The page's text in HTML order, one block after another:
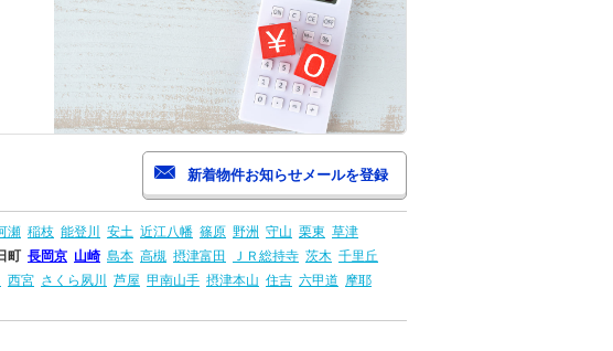
瀬 稲枝 能登川 安土 近江八幡 篠原 野洲 守山 栗東 草津
町 長岡京 山崎 島本 高槻 摂津富田 ＪＲ総持寺 茨木 千里丘
西宮 さくら夙川 芦屋 甲南山手 摂津本山 住吉 六甲道 摩耶